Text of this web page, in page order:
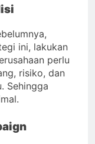
ini, lakukan
perlu
risiko, dan
Sehingga